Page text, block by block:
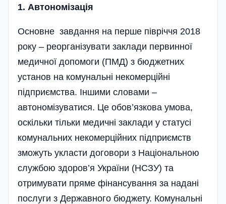
1. Автономізація
Основне завдання на перше півріччя 2018
року – реорганізувати заклади первинної
медичної допомоги (ПМД) з бюджетних
установ на комунальні некомерційні
підприємства. Іншими словами –
автономізуватися. Це обов’язкова умова,
оскільки тільки медичні заклади у статусі
комунальних некомерційних підприємств
зможуть укласти договори з Національною
службою здоров’я України (НСЗУ) та
отримувати пряме фінансування за надані
послуги з Державного бюджету. Комунальні